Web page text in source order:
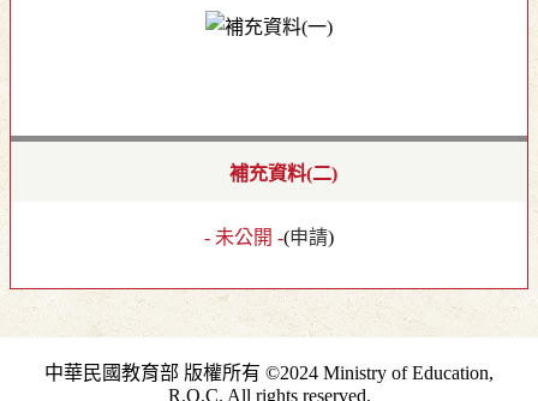
補充資料(二)
- 未公開 -(申請)
中華民國教育部 版權所有 ©2024 Ministry of Education,
R.O.C. All rights reserved.